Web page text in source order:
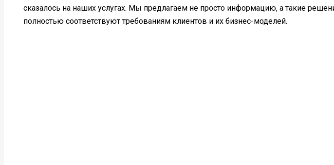
сказалось на наших услугах. Мы предлагаем не просто информацию, а такие
полностью соответствуют требованиям клиентов и их бизнес-моделей.